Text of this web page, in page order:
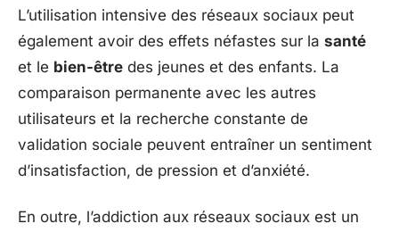
L’utilisation intensive des réseaux sociaux peut
également avoir des effets néfastes sur la santé
et le bien-être des jeunes et des enfants. La
comparaison permanente avec les autres
utilisateurs et la recherche constante de
validation sociale peuvent entraîner un sentiment
d’insatisfaction, de pression et d’anxiété.
En outre, l’addiction aux réseaux sociaux est un